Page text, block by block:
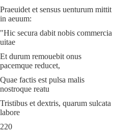
Praeuidet et sensus uenturum mittit
in aeuum:
"Hic secura dabit nobis commercia
uitae
Et durum remouebit onus
pacemque reducet,
Quae factis est pulsa malis
nostroque reatu
Tristibus et dextris, quarum sulcata
labore
220